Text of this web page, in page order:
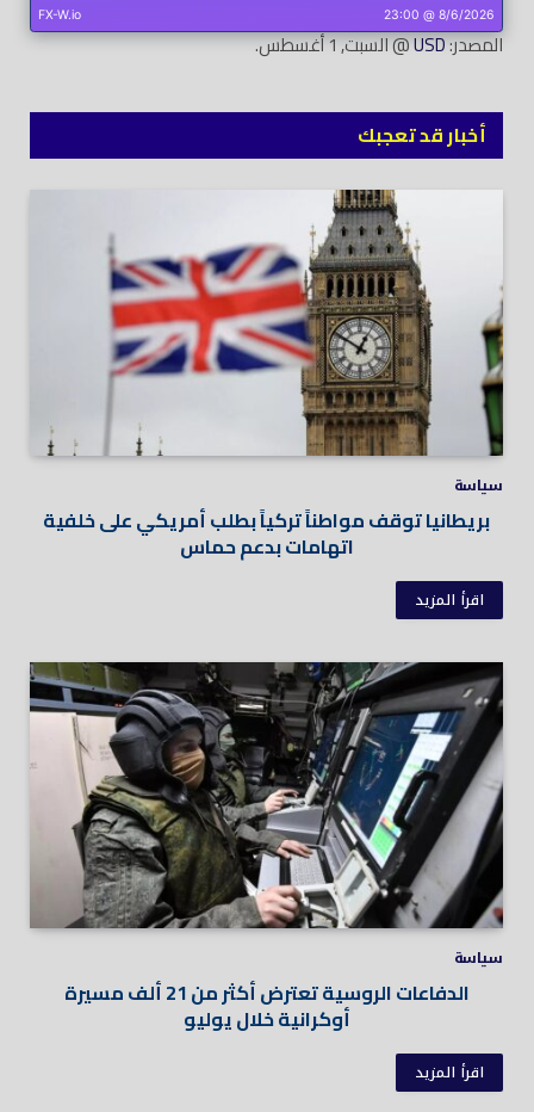
المصدر:USD@ السبت, 1 أغسطس.
أخبار قد تعجبك
سياسة
بريطانيا توقف مواطناً تركياً بطلب أمريكي على خلفية
اتهامات بدعم حماس
اقرأ المزيد
سياسة
الدفاعات الروسية تعترض أكثر من 21 ألف مسيرة
أوكرانية خلال يوليو
اقرأ المزيد